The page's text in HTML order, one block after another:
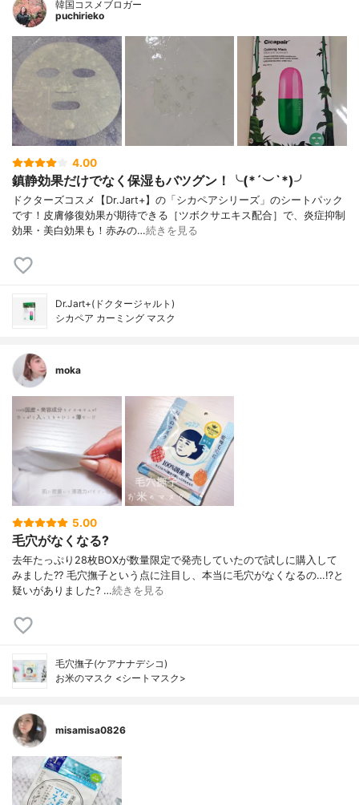
韓国コスメブロガー
puchirieko
4.00
鎮静効果だけでなく保湿もバツグン！╰(*´︶`*)╯
ドクターズコスメ【Dr.Jart+】の「シカペアシリーズ」のシートパック
です！皮膚修復効果が期待できる［ツボクサエキス配合］で、炎症抑制
効果・美白効果も！赤みの…続きを見る
Dr.Jart+(ドクタージャルト)
シカペア カーミング マスク
moka
5.00
毛穴がなくなる?
去年たっぷり28枚BOXが数量限定で発売していたので試しに購入して
みました?? 毛穴撫子という点に注目し、本当に毛穴がなくなるの…⁉︎と
疑いがありました? …続きを見る
毛穴撫子(ケアナナデシコ)
お米のマスク <シートマスク>
misamisa0826